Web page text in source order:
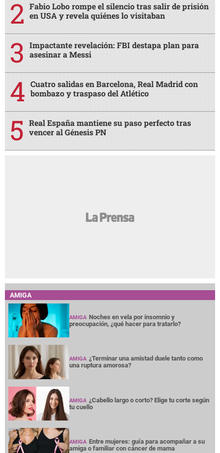
Fabio Lobo rompe el silencio tras salir de prisión
en USA y revela quiénes lo visitaban
Impactante revelación: FBI destapa plan para
asesinar a Messi
Cuatro salidas en Barcelona, Real Madrid con
bombazo y traspaso del Atlético
Real España mantiene su paso perfecto tras
vencer al Génesis PN
AMIGA
AMIGA Noches en vela por insomnio y
preocupación, ¿qué hacer para tratarlo?
AMIGA ¿Terminar una amistad duele tanto como
una ruptura amorosa?
AMIGA ¿Cabello largo o corto? Elige tu corte según
tu cuello
AMIGA Entre mujeres: guía para acompañar a su
amiga o familiar con cáncer de mama